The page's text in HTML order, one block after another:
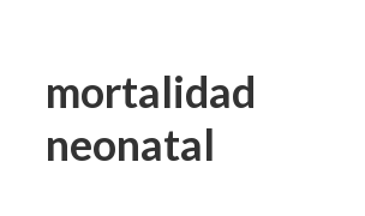
mortalidad
neonatal